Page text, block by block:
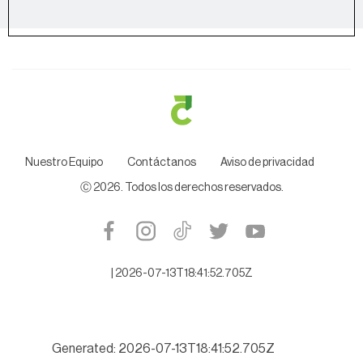
Nuestro Equipo Contáctanos Aviso de privacidad
Ⓒ 2026. Todos los derechos reservados.
2026-07-13T18:41:52.705Z
Generated: 2026-07-13T18:41:52.705Z